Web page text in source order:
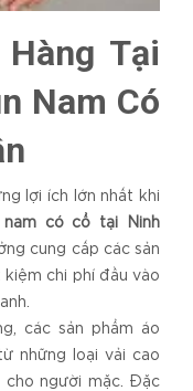
Tại
Nam Có
lợi ích lớn nhất khi
có cổ tại Ninh
cung cấp các sản
chi phí đầu vào
các sản phẩm áo
những loại vải cao
cho người mặc. Đặc